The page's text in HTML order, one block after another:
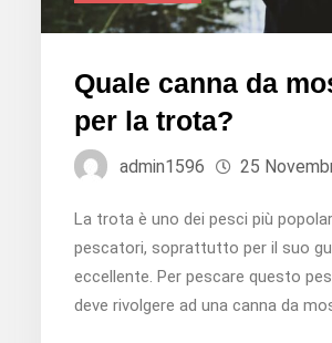
Quale canna da
per la trota?
admin1596 25
La trota è uno dei pesci più
pescatori, soprattutto per il suo
eccellente. Per pescare questo
deve rivolgere ad una canna da